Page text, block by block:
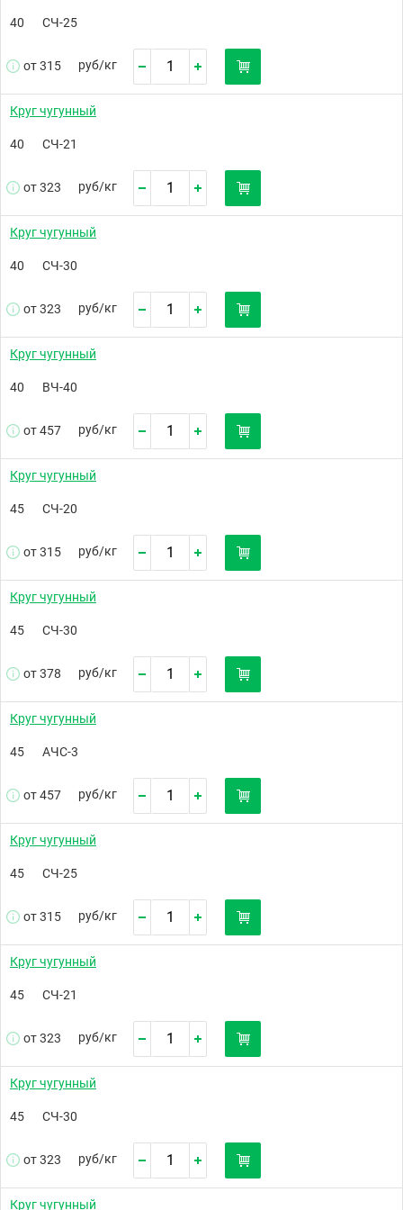
40 СЧ-25
от 315 руб/кг
Круг чугунный
40 СЧ-21
от 323 руб/кг
Круг чугунный
40 СЧ-30
от 323 руб/кг
Круг чугунный
40 ВЧ-40
от 457 руб/кг
Круг чугунный
45 СЧ-20
от 315 руб/кг
Круг чугунный
45 СЧ-30
от 378 руб/кг
Круг чугунный
45 АЧС-3
от 457 руб/кг
Круг чугунный
45 СЧ-25
от 315 руб/кг
Круг чугунный
45 СЧ-21
от 323 руб/кг
Круг чугунный
45 СЧ-30
от 323 руб/кг
Круг чугунный